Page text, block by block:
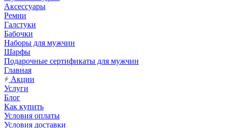
Аксессуары
Ремни
Галстуки
Бабочки
Наборы для мужчин
Шарфы
Подарочные сертификаты для мужчин
Главная
Акции
Услуги
Блог
Как купить
Условия оплаты
Условия доставки